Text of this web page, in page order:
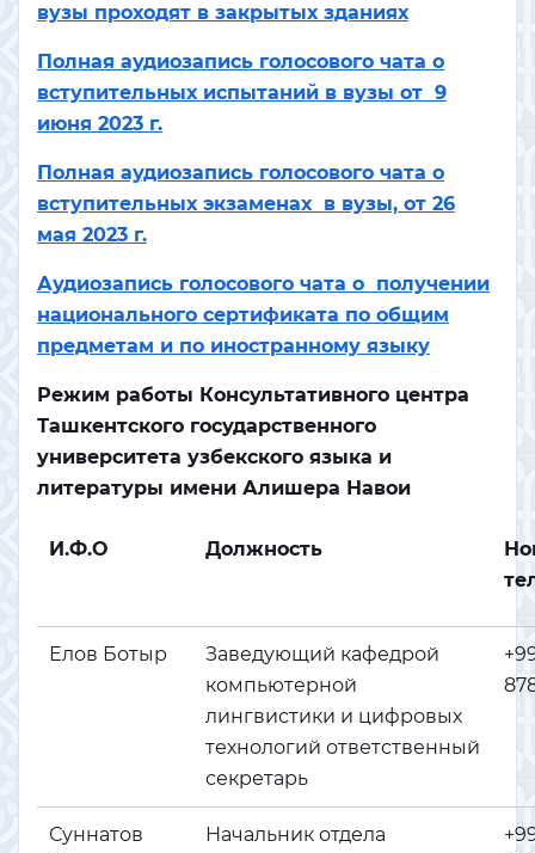
вузы проходят в закрытых зданиях
Полная аудиозапись голосового чата о
вступительных испытаний в вузы от 9
июня 2023 г.
Полная аудиозапись голосового чата о
вступительных экзаменах в вузы, от 26
мая 2023 г.
Аудиозапись голосового чата о получении
национального сертификата по общим
предметам и по иностранному языку
Режим работы Консультативного центра
Ташкентского государственного
университета узбекского языка и
литературы имени Алишера Навои
И.Ф.О Должность
Елов Ботыр
Заведующий кафедрой
компьютерной
лингвистики и цифровых
технологий ответственный
секретарь
Суннатов
Начальник отдела